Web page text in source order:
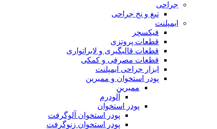
جراحی
تیغ و نخ جراحی
ایمپلنت
فیکسچر
قطعات پروتزی
قطعات قالبگیری و لابراتواری
قطعات مصرفی و کمکی
ابزار جراحی ایمپلنت
پودر استخوان و ممبرین
ممبرین
آلودرم
پودر استخوان
پودر استخوان آلوگرفت
پودر استخوان زنوگرفت